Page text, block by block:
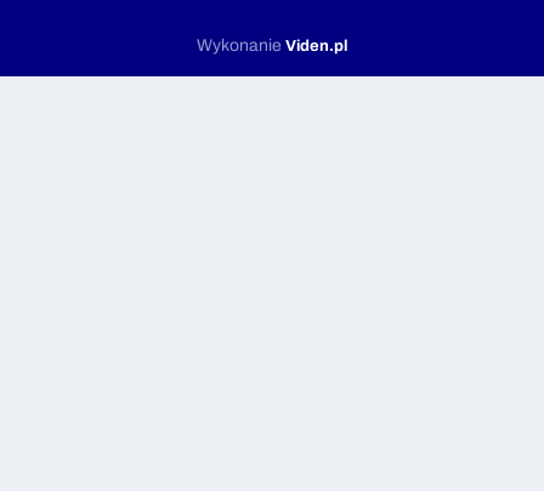
Wykonanie Viden.pl